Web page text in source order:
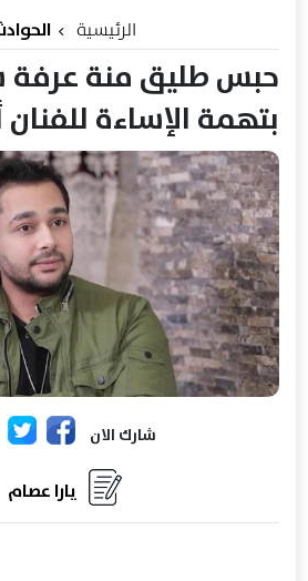
الرئيسية
حبس طليق منة
بتهمة الإساءة
شارك الان
يارا عصام